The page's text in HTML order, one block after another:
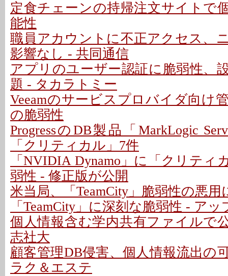
定食チェーンの持帰注文サイトで
能性
職員アカウントに不正アクセス、
影響なし - 共同通信
アプリのユーザー認証に脆弱性、
題 - タカラトミー
Veeamのサービスプロバイダ向け
の脆弱性
ProgressのDB製品「MarkLogic
「クリティカル」7件
「NVIDIA Dynamo」に「クリティ
弱性 - 修正版が公開
米当局、「TeamCity」脆弱性の悪用
「TeamCity」に深刻な脆弱性 - ア
個人情報含む学内共有ファイルで
志社大
顧客管理DB侵害、個人情報流出の
ラク＆エステ